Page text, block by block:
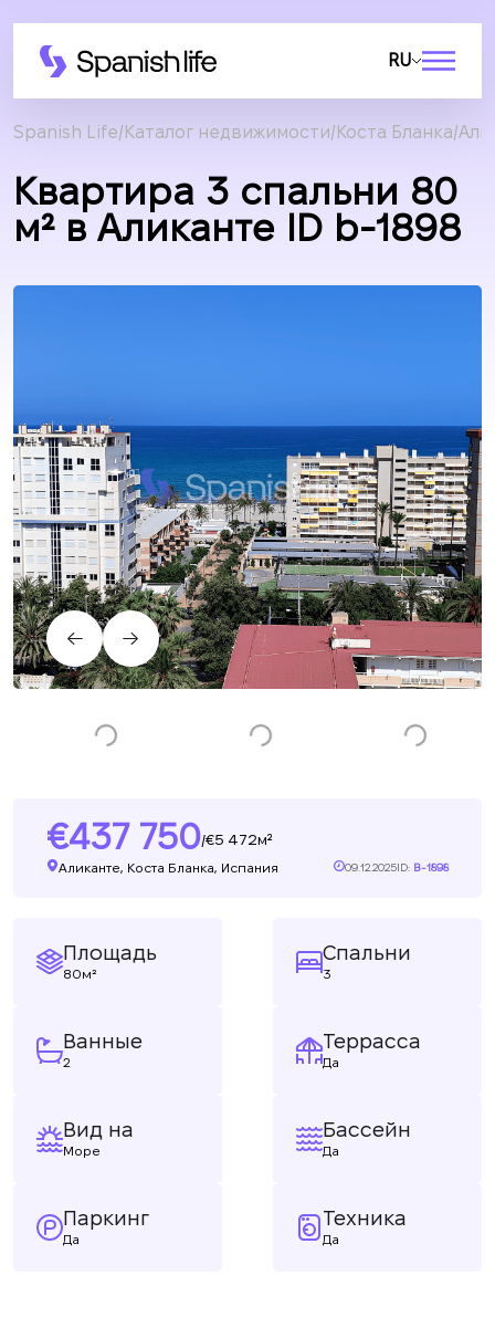
RU
Spanish Life Каталог недвижимости Коста Бланка
Квартира 3 спальни 80
м² в Аликанте ID b-1898
437 750/ 5 472м²
Аликанте, Коста Бланка, Испания 09.12.2025ID: B-1898
Площадь
80м²
Спальни
3
Ванные
2
Террасса
Да
Вид на
Море
Бассейн
Да
Паркинг
Да
Техника
Да